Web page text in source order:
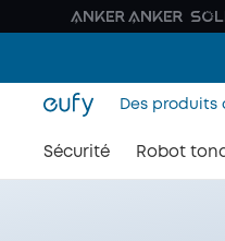
Des produits
Sécurité Robot